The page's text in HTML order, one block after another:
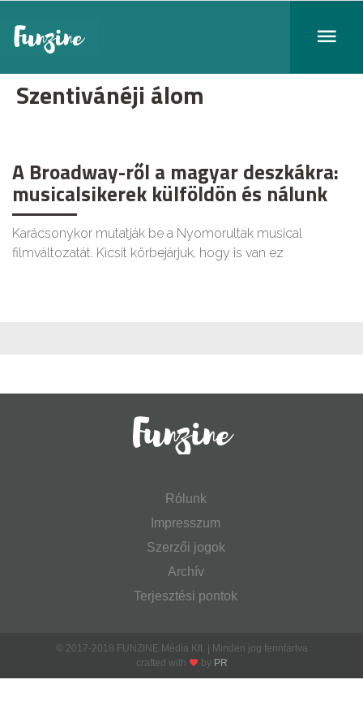
Szentivánéji álom
A Broadway-ről a magyar deszkákra:
musicalsikerek külföldön és nálunk
Karácsonykor mutatják be a Nyomorultak musical
filmváltozatát. Kicsit körbejárjuk, hogy is van ez
Rólunk
Impresszum
Szerzői jogok
Archív
Terjesztési pontok
© 2017-2018 FUNZINE Média Kft. | Minden jog fenntartva
crafted with
by PR